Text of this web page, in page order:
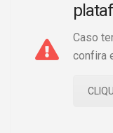
Caso
confira